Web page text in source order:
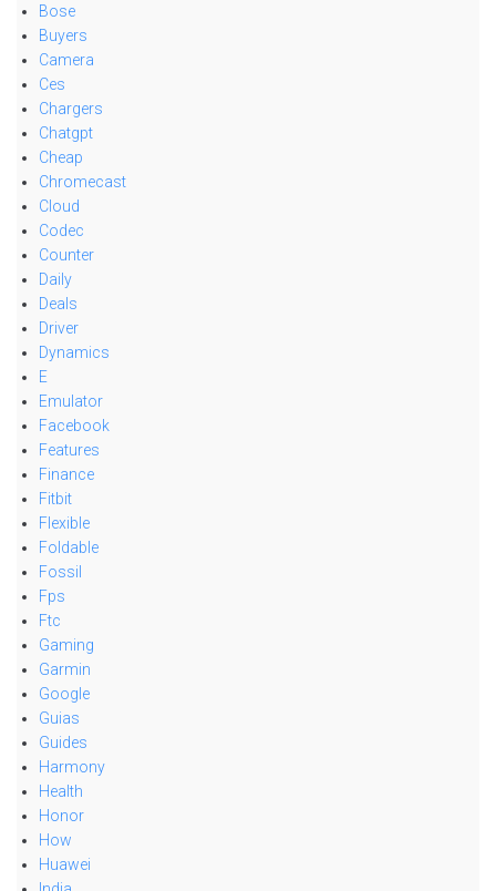
Bose
Buyers
Camera
Ces
Chargers
Chatgpt
Cheap
Chromecast
Cloud
Codec
Counter
Daily
Deals
Driver
Dynamics
E
Emulator
Facebook
Features
Finance
Fitbit
Flexible
Foldable
Fossil
Fps
Ftc
Gaming
Garmin
Google
Guias
Guides
Harmony
Health
Honor
How
Huawei